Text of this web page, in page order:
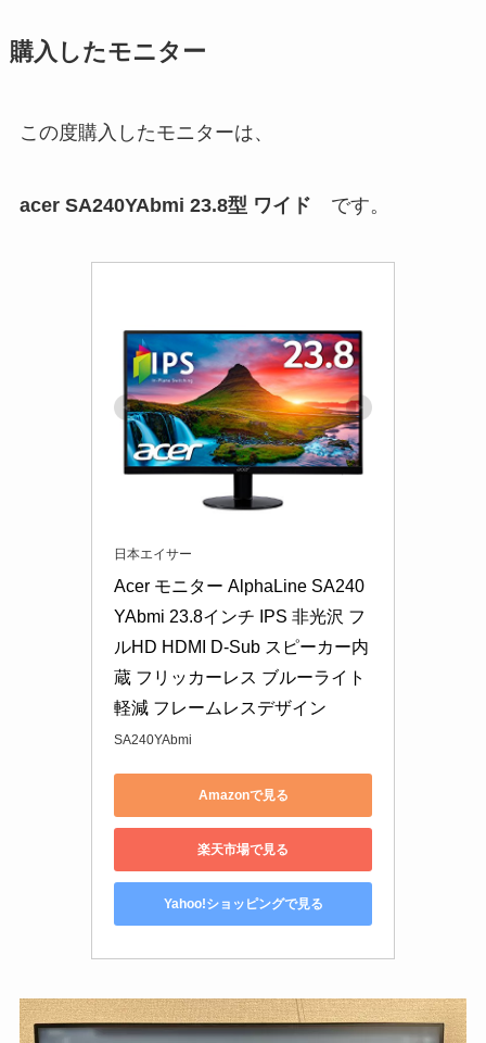
購入したモニター
この度購入したモニターは、
acer SA240YAbmi 23.8型 ワイド です。
日本エイサー
Acer モニター AlphaLine SA240
YAbmi 23.8インチ IPS 非光沢 フ
ルHD HDMI D-Sub スピーカー内
蔵 フリッカーレス ブルーライト
軽減 フレームレスデザイン
SA240YAbmi
Amazonで見る
楽天市場で見る
Yahoo!ショッピングで見る